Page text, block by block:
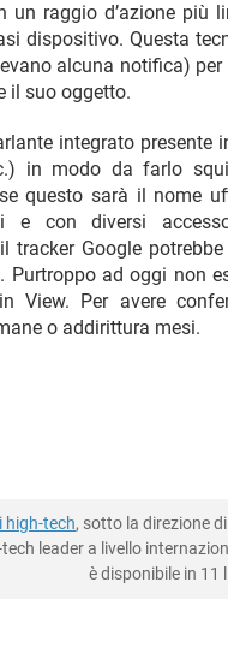
un raggio d’azione più
dispositivo. Questa
alcuna notifica) per
il suo oggetto.
integrato presente
in modo da farlo
questo sarà il nome
e con diversi
tracker Google potrebbe
. Purtroppo ad oggi non
View. Per avere
o addirittura mesi.
high-tech, sotto la direzione
leader a livello
è disponibile in 11